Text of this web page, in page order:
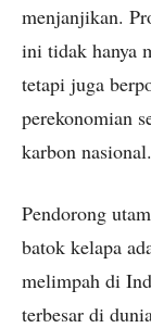
menjanjikan.
ini tidak hanya
tetapi juga
perekonomian
karbon nasional.
Pendorong
batok kelapa
melimpah di
terbesar di